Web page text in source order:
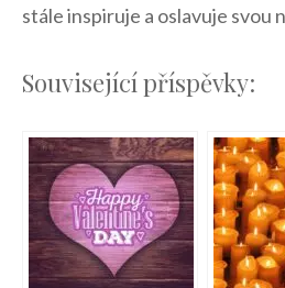
stále inspiruje a ⁣oslavuje svou
Související příspěvky: